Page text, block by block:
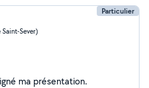
Particulier
Sever)
Je n'ai pas encore renseigné ma présentation.